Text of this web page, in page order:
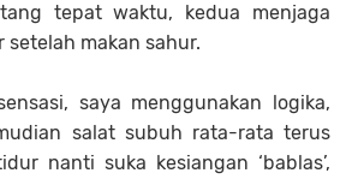
tepat waktu, kedua menjaga
makan sahur.
saya menggunakan logika,
salat subuh rata-rata terus
nanti suka kesiangan ‘bablas’,